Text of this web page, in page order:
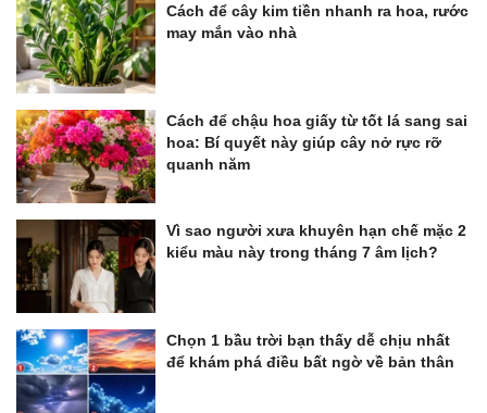
Cách để cây kim tiền nhanh ra hoa, rước
may mắn vào nhà
Cách để chậu hoa giấy từ tốt lá sang sai
hoa: Bí quyết này giúp cây nở rực rỡ
quanh năm
Vì sao người xưa khuyên hạn chế mặc 2
kiểu màu này trong tháng 7 âm lịch?
Chọn 1 bầu trời bạn thấy dễ chịu nhất
để khám phá điều bất ngờ về bản thân